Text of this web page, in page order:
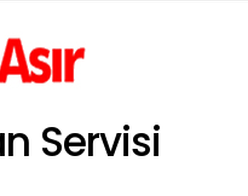
Servisi